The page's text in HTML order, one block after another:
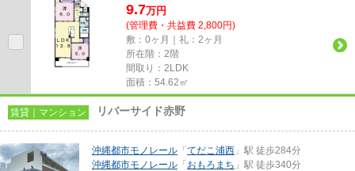
9.7万円
(管理費・共益費 2,800円)
敷：0ヶ月｜礼：2ヶ月
所在階：2階
間取り：2LDK
面積：54.62㎡
賃貸｜マンション リバーサイド赤野
沖縄都市モノレール 「 てだこ浦西 」駅 徒歩284分
沖縄都市モノレール 「 おもろまち 」駅 徒歩340分